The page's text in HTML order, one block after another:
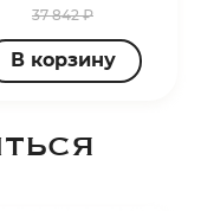
37 842 ₽
В корзину